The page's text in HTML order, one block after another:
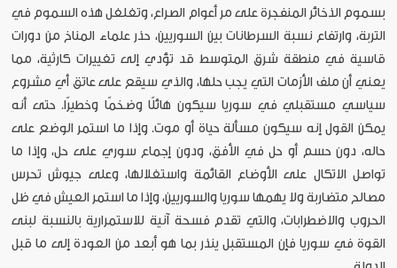
بسموم الذخائر المنفجرة على مر أعوام الصراع، وتغلغل هذه السموم في
التربة، وارتفاع نسبة السرطانات بين السوريين، حذر علماء المناخ من دورات
قاسية في منطقة شرق المتوسط قد تؤدي إلى تغييرات كارثية، مما
يعني أن ملف الأزمات التي يجب حلها، والذي سيقع على عاتق أي مشروع
سياسي مستقبلي في سوريا سيكون هائلًا وضخمًا وخطيرًا. حتى أنه
يمكن القول إنه سيكون مسألة حياة أو موت. وإذا ما استمر الوضع على
حاله، دون حسم أو حل في الأفق، ودون إجماع سوري على حل، وإذا ما
تواصل الاتكال على الأوضاع القائمة واستغلالها، وعلى جيوش تحرس
مصالح متضاربة ولا يهمها سوريا والسوريين، وإذا ما استمر العيش في ظل
الحروب والاضطرابات، والتي تقدم فسحة آنية للاستمرارية بالنسبة لبنى
القوة في سوريا فإن المستقبل ينذر بما هو أبعد من العودة إلى ما قبل